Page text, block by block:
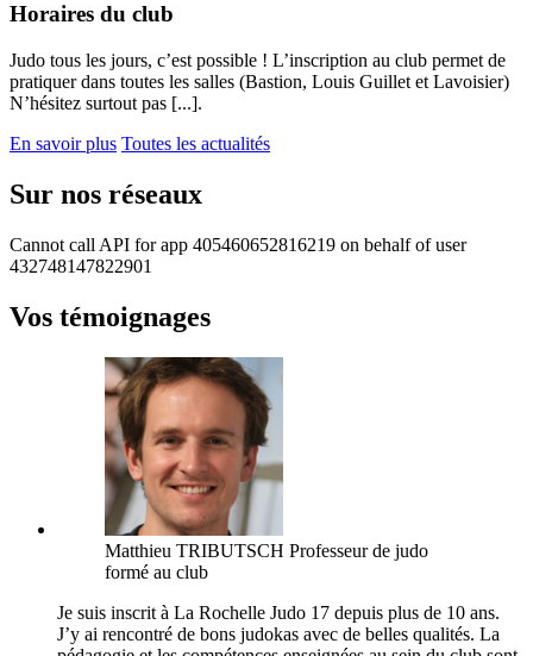
Horaires du club
Judo tous les jours, c’est possible ! L’inscription au club permet de
pratiquer dans toutes les salles (Bastion, Louis Guillet et Lavoisier)
N’hésitez surtout pas [...].
En savoir plus Toutes les actualités
Sur nos réseaux
Cannot call API for app 405460652816219 on behalf of user
432748147822901
Vos témoignages
Matthieu TRIBUTSCH Professeur de judo
formé au club
Je suis inscrit à La Rochelle Judo 17 depuis plus de 10 ans.
J’y ai rencontré de bons judokas avec de belles qualités. La